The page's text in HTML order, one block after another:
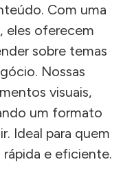
Com uma
eles oferecem
sobre temas
Nossas
visuais,
um formato
Ideal para quem
e eficiente.